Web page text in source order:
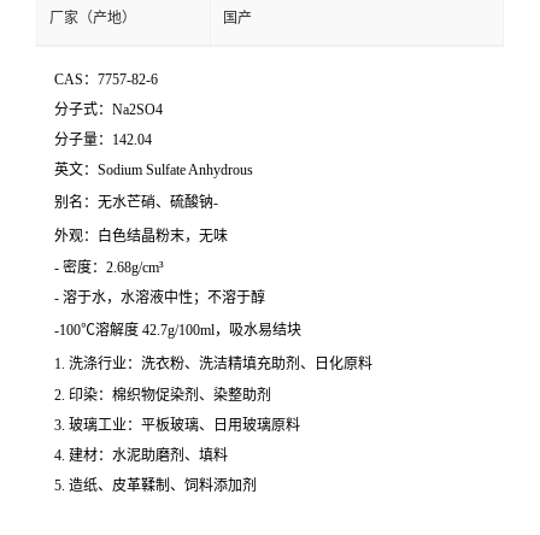
厂家（产地） 国产
CAS：7757-82-6
分子式： Na2SO4
分子量：142.04
英文：Sodium Sulfate Anhydrous
别名：无水芒硝、硫酸钠-
外观：白色结晶粉末，无味
- 密度：2.68g/cm³
- 溶于水，水溶液中性；不溶于醇
-100℃溶解度 42.7g/100ml，吸水易结块
1. 洗涤行业：洗衣粉、洗洁精填充助剂、日化原料
2. 印染：棉织物促染剂、染整助剂
3. 玻璃工业：平板玻璃、日用玻璃原料
4. 建材：水泥助磨剂、填料
5. 造纸、皮革鞣制、饲料添加剂